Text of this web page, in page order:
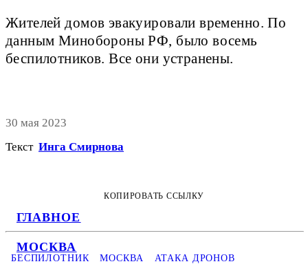
ГЛАВНОЕ
МОСКВА
Жителей домов эвакуировали временно. По
данным Минобороны РФ, было восемь
беспилотников. Все они устранены.
30 мая 2023
Текст Инга Смирнова
КОПИРОВАТЬ ССЫЛКУ
БЕСПИЛОТНИК МОСКВА АТАКА ДРОНОВ